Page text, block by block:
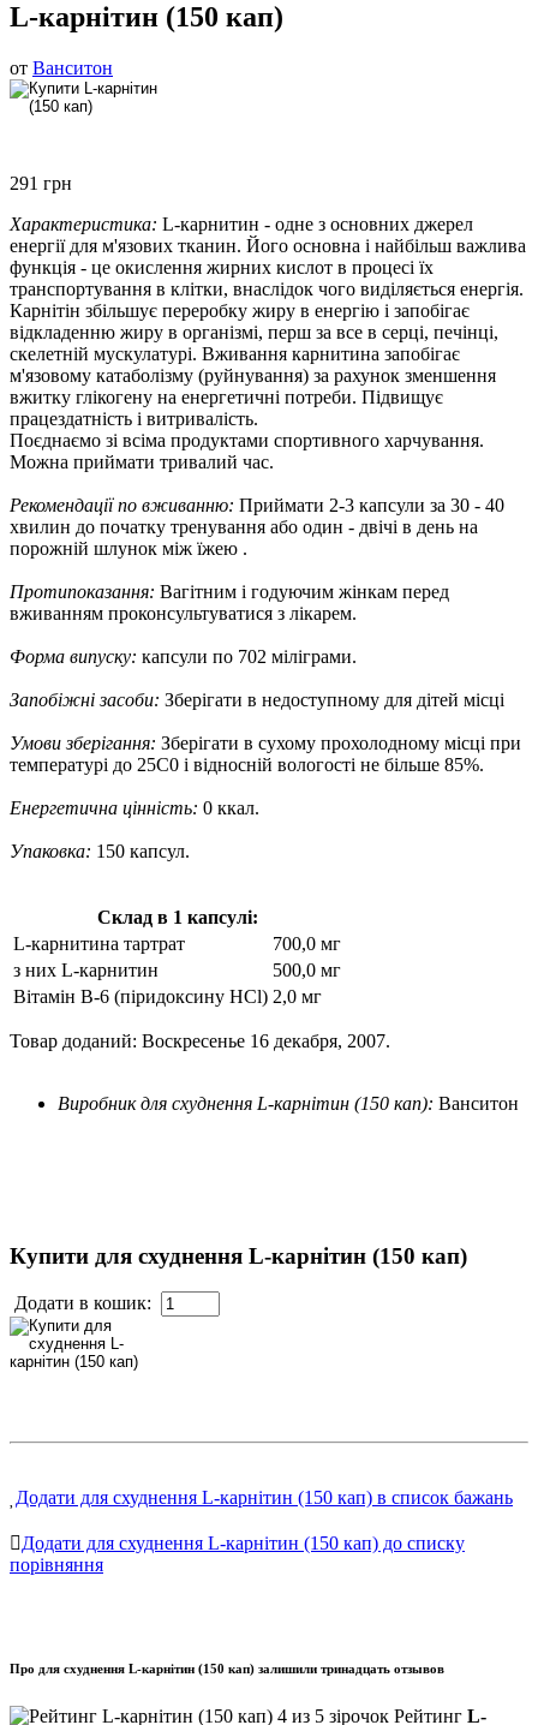
L-карнітин (150 кап)
от Ванситон
291 грн
Характеристика: L-карнитин - одне з основних джерел
енергії для м'язових тканин. Його основна і найбільш важлива
функція - це окислення жирних кислот в процесі їх
транспортування в клітки, внаслідок чого виділяється енергія.
Карнітін збільшує переробку жиру в енергію і запобігає
відкладенню жиру в організмі, перш за все в серці, печінці,
скелетній мускулатурі. Вживання карнитина запобігає
м'язовому катаболізму (руйнування) за рахунок зменшення
вжитку глікогену на енергетичні потреби. Підвищує
працездатність і витривалість.
Поєднаємо зі всіма продуктами спортивного харчування.
Можна приймати тривалий час.
Рекомендації по вживанню: Приймати 2-3 капсули за 30 - 40
хвилин до початку тренування або один - двічі в день на
порожній шлунок між їжею .
Протипоказання: Вагітним і годуючим жінкам перед
вживанням проконсультуватися з лікарем.
Форма випуску: капсули по 702 міліграми.
Запобіжні засоби: Зберігати в недоступному для дітей місці
Умови зберігання: Зберігати в сухому прохолодному місці при
температурі до 25С0 і відносній вологості не більше 85%.
Енергетична цінність: 0 ккал.
Упаковка: 150 капсул.
Склад в 1 капсулі:
L-карнитина тартрат
700,0 мг
з них L-карнитин
500,0 мг
Вітамін В-6 (піридоксину HCl) 2,0 мг
Товар доданий: Воскресенье 16 декабря, 2007.
Виробник для схуднення L-карнітин (150 кап): Ванситон
Купити для схуднення L-карнітин (150 кап)
Додати в кошик:
Додати для схуднення L-карнітин (150 кап) в список бажань
Додати для схуднення L-карнітин (150 кап) до списку
порівняння
Про для схуднення L-карнітин (150 кап) залишили тринадцать отзывов
Рейтинг L-